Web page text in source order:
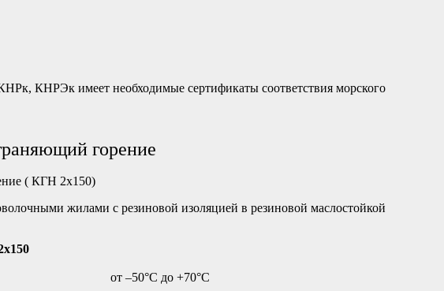
КНРЭк имеет необходимые сертификаты соответствия морского
горение
( КГН 2х150)
жилами с резиновой изоляцией в резиновой маслостойкой
от –50°С до +70°С